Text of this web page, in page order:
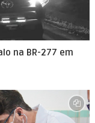
na BR-277 em